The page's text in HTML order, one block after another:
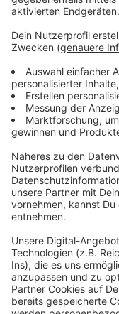
Zustimmung
Formsache
Anzeige
Die alte
wieder alle 30
Bewertung der
auch die CO2-
kam heraus, dass
Kosten. Selbst
steigen, ist die
wirtschaftlich. Der
hatte sich schon
heute mit einer
Anzeige